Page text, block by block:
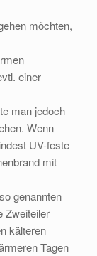
möchten,
einer
man jedoch
Wenn
UV-feste
mit
genannten
Zweiteiler
kälteren
Tagen